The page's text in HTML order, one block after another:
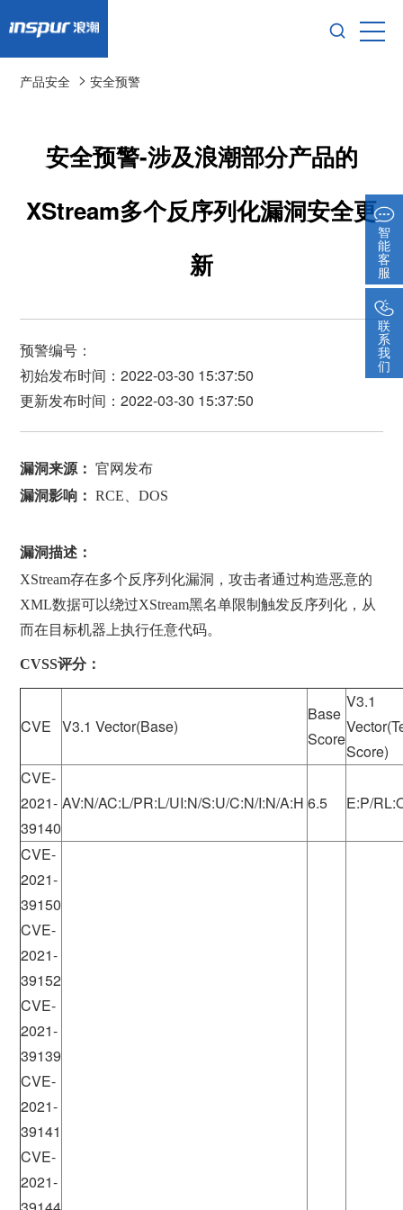
产品安全 >安全预警
安全预警-涉及浪潮部分产品的
XStream多个反序列化漏洞安全更
新
预警编号：
初始发布时间：2022-03-30 15:37:50
更新发布时间：2022-03-30 15:37:50
漏洞来源：官网发布
漏洞影响：RCE、DOS
漏洞描述：
XStream存在多个反序列化漏洞，攻击者通过构造恶意的
XML数据可以绕过XStream黑名单限制触发反序列化，从
而在目标机器上执行任意代码。
CVSS评分：
CVE V3.1 Vector(Base)
Base
Score
V3.1
Score)
CVE-
2021-
39140
AV:N/AC:L/PR:L/UI:N/S:U/C:N/I:N/A:H 6.5 E:P/
CVE-
2021-
39150
CVE-
2021-
39152
CVE-
2021-
39139
CVE-
2021-
39141
CVE-
2021-
智
能
客
服
联
系
我
们